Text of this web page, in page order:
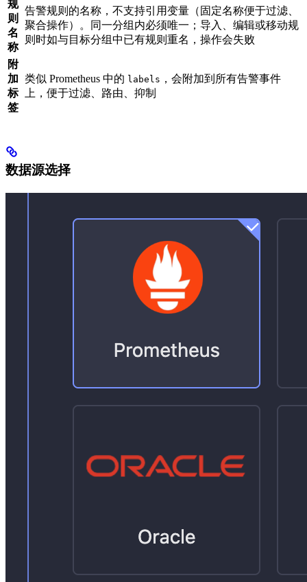
规
则
名
称
告警规则的名称，不支持引用变量（固定名称便于过滤、
聚合操作）。同一分组内必须唯一；导入、编辑或移动规
则时如与目标分组中已有规则重名，操作会失败
附
加
标
签
类似 Prometheus 中的 labels ，会附加到所有告警事件
上，便于过滤、路由、抑制
数据源选择